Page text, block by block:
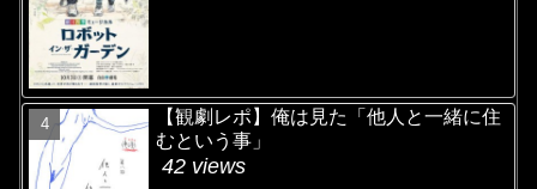
【観劇レポ】俺は見た「他人と一緒に住
むという事」
42 views